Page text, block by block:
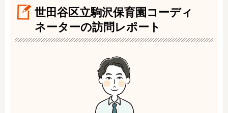
世田谷区立駒沢保育園コーディ
ネーターの訪問レポート